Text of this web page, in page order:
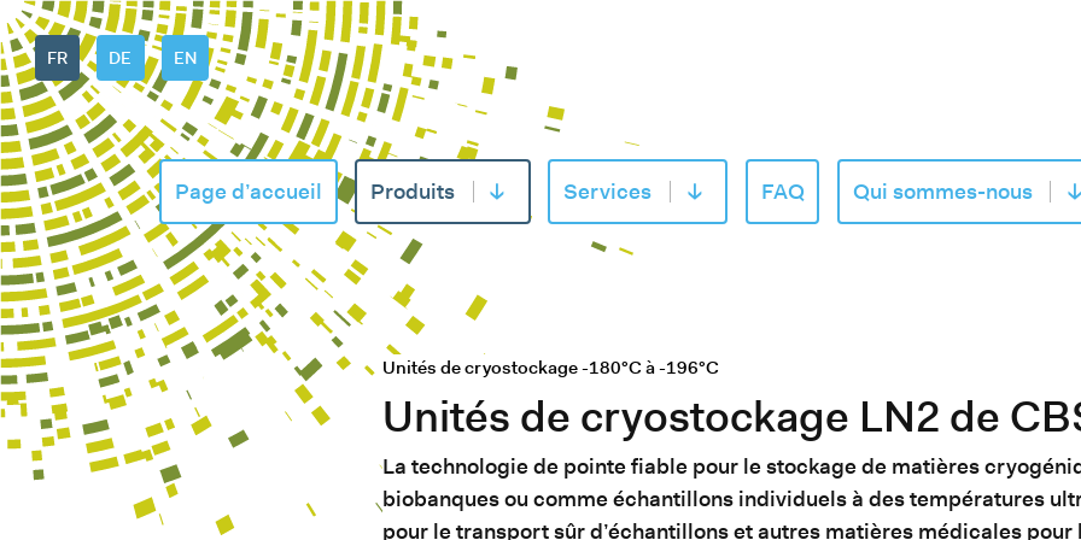
FR DE EN
Page d’accueil Produits Ouvrir le sous-menu de «Produits»
Services Ouvrir le sous-menu de «Services»
FAQ Qui sommes-nous
Unités de cryostockage -180°C à -196°C
Unités de cryostockage LN2 de
La technologie de pointe fiable pour le stockage de matières
biobanques ou comme échantillons individuels à des températures
pour le transport sûr d’échantillons et autres matières médicales